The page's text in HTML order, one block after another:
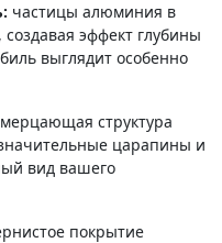
частицы алюминия в
эффект глубины
выглядит особенно
мерцающая структура
царапины и
вид вашего
покрытие